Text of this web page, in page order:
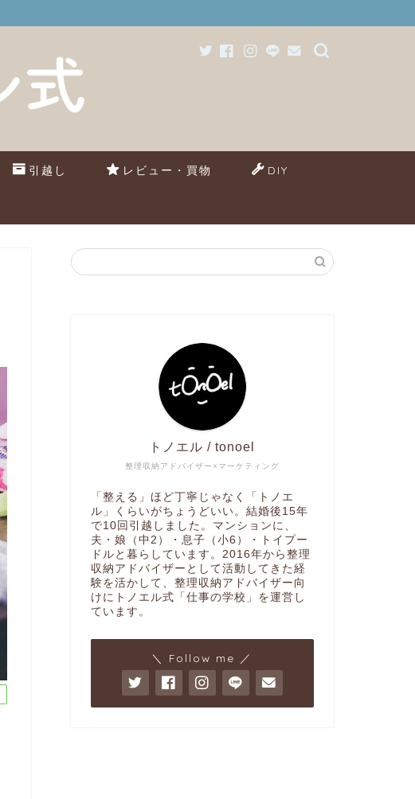
引越し レビュー・買物 DIY
整理収納アドバイザー×マーケティング
トノエル / tonoel
「整える」ほど丁寧じゃなく「トノエ
ル」くらいがちょうどいい。結婚後15年
で10回引越しました。マンションに、
夫・娘（中2）・息子（小6）・トイプー
ドルと暮らしています。2016年から整理
収納アドバイザーとして活動してきた経
験を活かして、整理収納アドバイザー向
けにトノエル式「仕事の学校」を運営し
ています。
＼ Follow me ／